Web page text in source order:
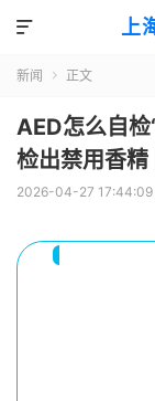
上

新闻  正文
AED怎么自
检出禁用香
2026-04-27 17:44:09